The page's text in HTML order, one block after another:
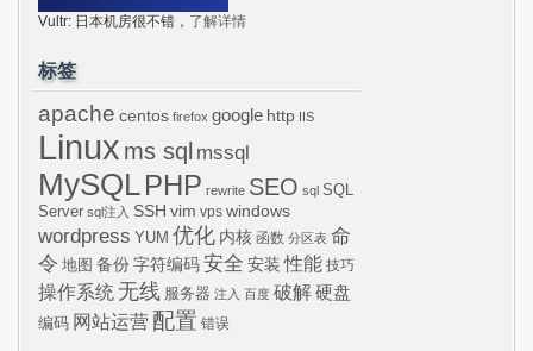
Vultr: 日本机房很不错， 了解详情
标签
apache centos firefox google http IIS
Linux ms sql mssql
MySQLPHP rewrite SEO sql SQL
Server sql注入 SSH vim vps windows
wordpress YUM 优化 内核 函数 分区表 命
令 地图 备份 字符编码 安全 安装 性能 技巧
操作系统 无线 服务器 注入 百度 破解硬盘
编码 网站运营 配置 错误